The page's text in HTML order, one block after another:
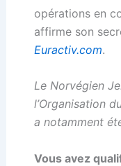
opérations en
affirme son
Euractiv.com.
Le Norvégien
l’Organisation
a notamment
Vous avez